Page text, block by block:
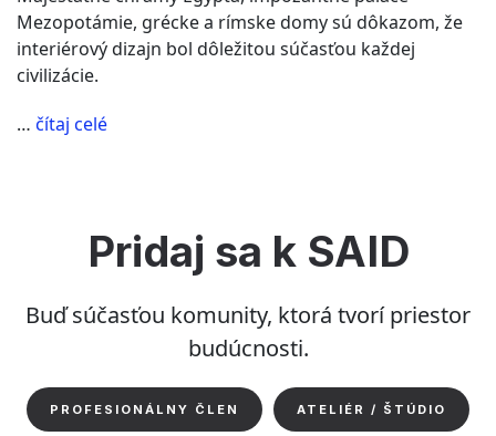
Mezopotámie, grécke a rímske domy sú dôkazom, že
interiérový dizajn bol dôležitou súčasťou každej
civilizácie.
… čítaj celé“Kedy
interiérový
dizajn?”
Pridaj sa k SAID
Buď súčasťou komunity, ktorá tvorí priestor
budúcnosti.
PROFESIONÁLNY ČLEN ATELIÉR / ŠTÚDIO